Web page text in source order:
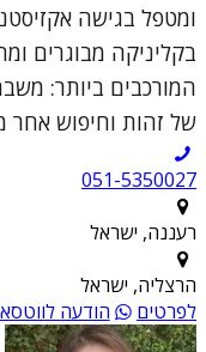
ומטפל בגישה
בקליניקה מבוגרים
המורכבים ביותר:
של זהות וחיפוש אחר
051-5350027
רעננה, ישראל
הרצליה, ישראל
לפרטים
הודעה